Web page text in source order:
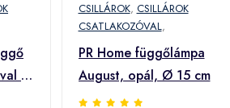
1
CSILLÁROK, CSILLÁROK
CSATLAKOZÓVAL,
PR Home függőlámpa
August, opál, Ø 15 cm